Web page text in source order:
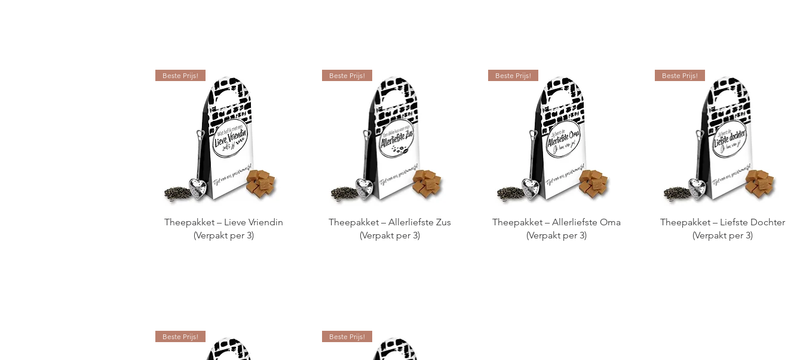
Beste Prijs!
Theepakket – Lieve Vriendin
(Verpakt per 3)
Beste Prijs!
Theepakket – Allerliefste Zus
(Verpakt per 3)
Beste Prijs!
Theepakket – Allerliefste Oma
(Verpakt per 3)
Beste Prijs!
Theepakket – Liefste Dochter
(Verpakt per 3)
Beste Prijs! Beste Prijs!